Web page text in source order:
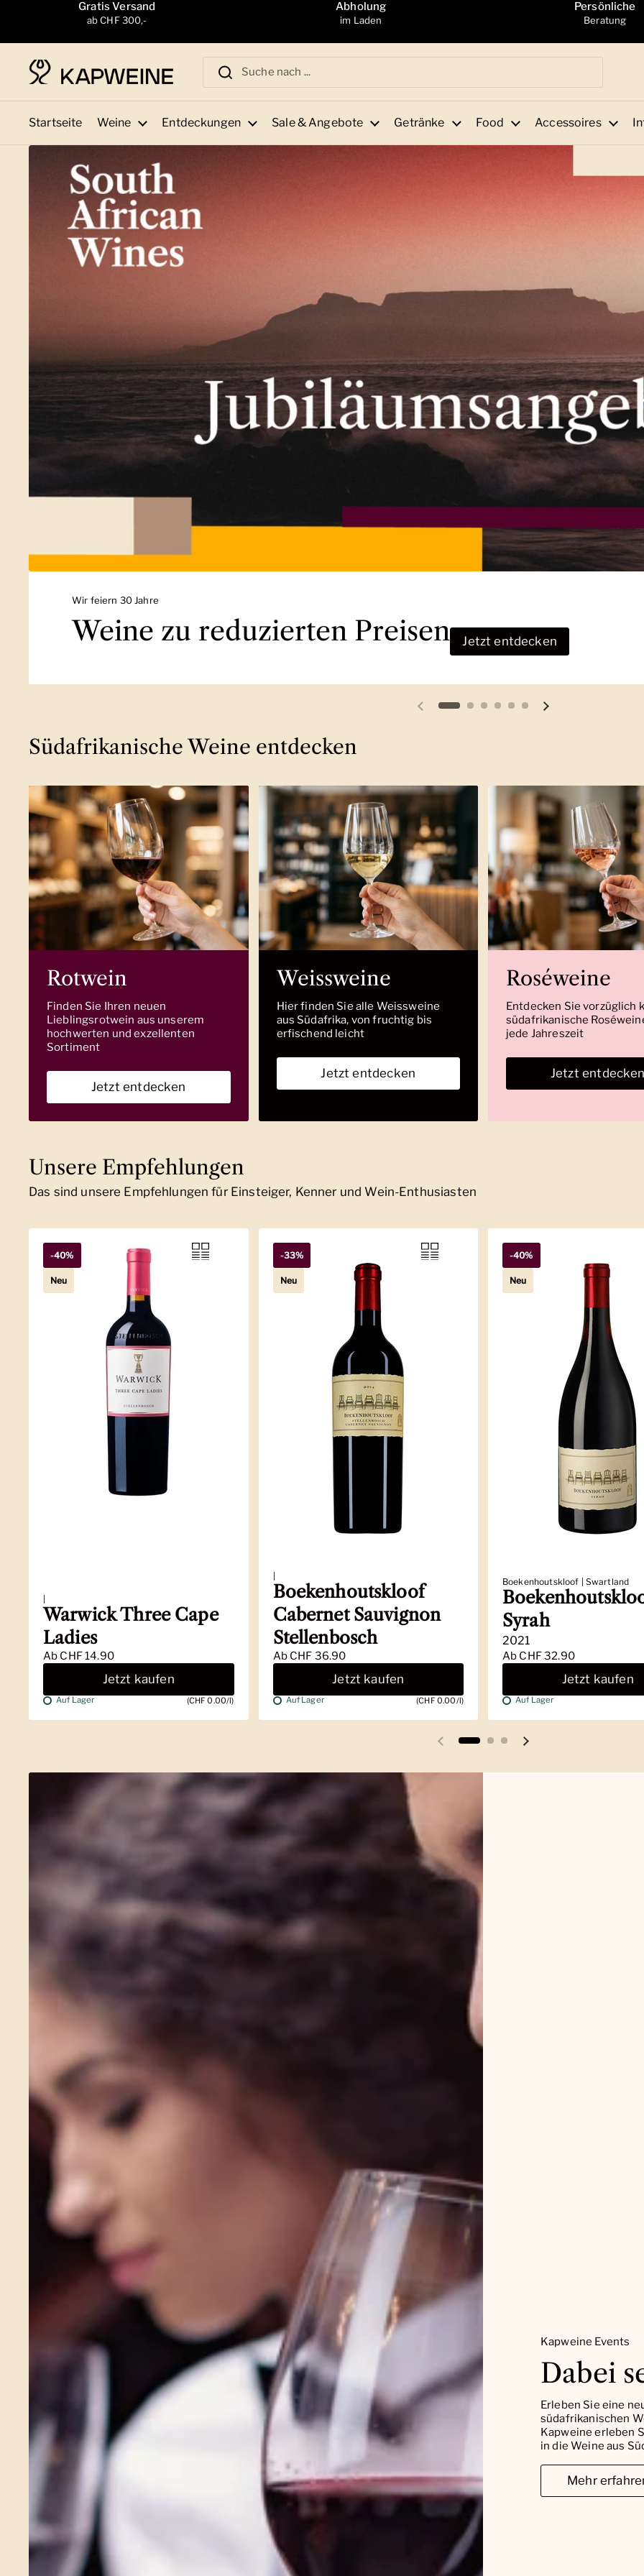
Zum Inhalt springenGratis Versand
ab CHF 300,-
Abholung
im Laden
Persönliche
Beratung
Startseite Weine Entdeckungen Sale & Angebote Getränke Food Accessoires
Wir feiern 30 Jahre
Weine zu reduzierten Preisen Jetzt entdecken
Vorherige Folie Nächste Folie
Südafrikanische Weine entdecken
Rotwein
Finden Sie Ihren neuen
Lieblingsrotwein aus unserem
hochwerten und exzellenten
Sortiment
Jetzt entdecken
Weissweine
Hier finden Sie alle Weissweine
aus Südafrika, von fruchtig bis
erfischend leicht
Jetzt entdecken
Roséweine
Entdecken Sie vorzüglich
südafrikanische
jede Jahreszeit
Jetzt
Unsere Empfehlungen
Das sind unsere Empfehlungen für Einsteiger, Kenner und Wein-Enthusiasten
|
Warwick Three Cape
Ladies
Ab CHF 14.90
Jetzt kaufen
Auf Lager (CHF 0.00/l)
-40%
Neu
|
Boekenhoutskloof
Cabernet Sauvignon
Stellenbosch
Ab CHF 36.90
Jetzt kaufen
Auf Lager (CHF 0.00/l)
-33%
Neu
Boekenhoutskloof | Swartland
Syrah
2021
Ab CHF 32.90
Jetzt kaufen
Auf Lager
-40%
Neu
Vorherige Folie Nächste Folie
Kapweine Events
Dabei
Erleben Sie eine
südafrikanischen
Kapweine erleben
in die Weine aus
Mehr